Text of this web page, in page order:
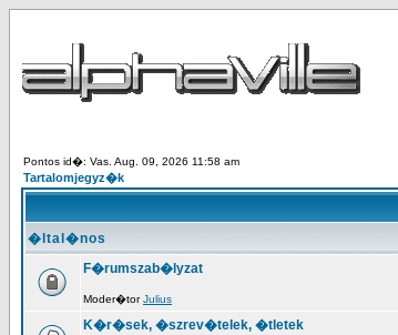
Pontos id�: Vas. Aug. 09, 2026 11:58 am
Tartalomjegyz�k
�ltal�nos
F�rumszab�lyzat
Moder�torJulius
K�r�sek, �szrev�telek, �tletek